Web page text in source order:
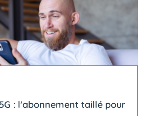
: l'abonnement taillé pour